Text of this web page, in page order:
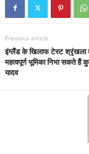
Previous article
इंग्लैंड के खिलाफ टेस्ट श्रृंखला
महत्वपूर्ण भूमिका निभा सकते हैं
यादव